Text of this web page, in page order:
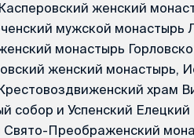
женский
мужской монастырь
монастырь
женский монастырь,
храм
собор и Успенский
Свято-Преображенский